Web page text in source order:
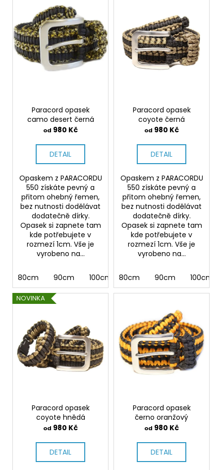
p
s
Paracord opasek
camo desert černá
od 980 Kč
DETAIL
Opaskem z PARACORDU
550 získáte pevný a
přitom ohebný řemen,
bez nutnosti dodělávat
dodatečně dírky.
Opasek si zapnete tam
kde potřebujete v
rozmezí 1cm. Vše je
vyrobeno na...
80cm 90cm 100cm 110cm 120cm
Paracord opasek
coyote černá
od 980 Kč
DETAIL
Opaskem z PARACORDU
550 získáte pevný a
přitom ohebný řemen,
bez nutnosti dodělávat
dodatečně dírky.
Opasek si zapnete tam
kde potřebujete v
rozmezí 1cm. Vše je
vyrobeno na...
80cm 90cm 100cm
NOVINKA
Paracord opasek
coyote hnědá
od 980 Kč
DETAIL
Paracord opasek
černo oranžový
od 980 Kč
DETAIL